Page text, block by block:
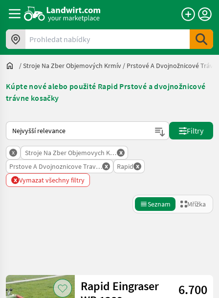
Prohledat nabídky
/Stroje Na Zber Objemových Krmív / Prstové A Dvojnožnicové
Kúpte nové alebo použité Rapid Prstové a dvojnožnicové
trávne kosačky
Takto se řadí nabídky na Landwirt.com
Filtry
x Stroje Na Zber Objemovych Krmiv
x
Prstove A Dvojnoznicove Travne Kosacky
x Rapid x
x Vymazat všechny filtry
Seznam Mřížka
Kategorie 4 Země Filtry
Rapid Eingraser
6.700